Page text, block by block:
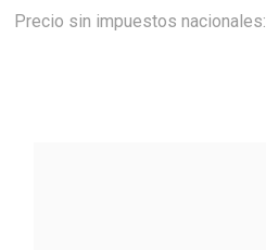
Precio sin impuestos nacionales: